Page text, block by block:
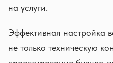
на услуги.
Эффективная настройка
не только техническую